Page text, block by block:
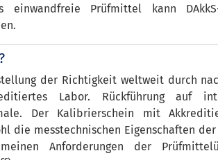
einwandfreie Prüfmittel kann
der Richtigkeit weltweit durch
Labor. Rückführung auf
Der Kalibrierschein mit
die messtechnischen Eigenschaften
Anforderungen der